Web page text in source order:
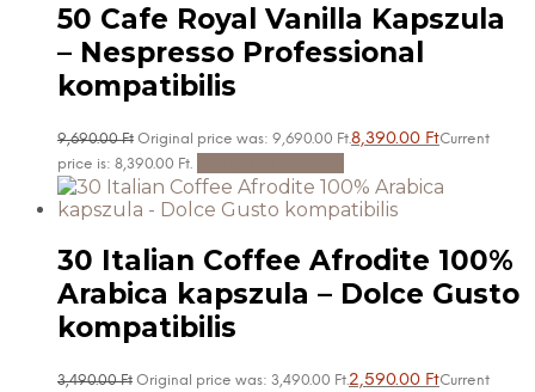
50 Cafe Royal Vanilla Kapszula
– Nespresso Professional
kompatibilis
9,690.00Ft Original price was: 9,690.00 Ft.8,390.00 FtCurrent
price is: 8,390.00 Ft.
30 Italian Coffee Afrodite 100%
Arabica kapszula – Dolce Gusto
kompatibilis
3,490.00Ft Original price was: 3,490.00 Ft.2,590.00 FtCurrent